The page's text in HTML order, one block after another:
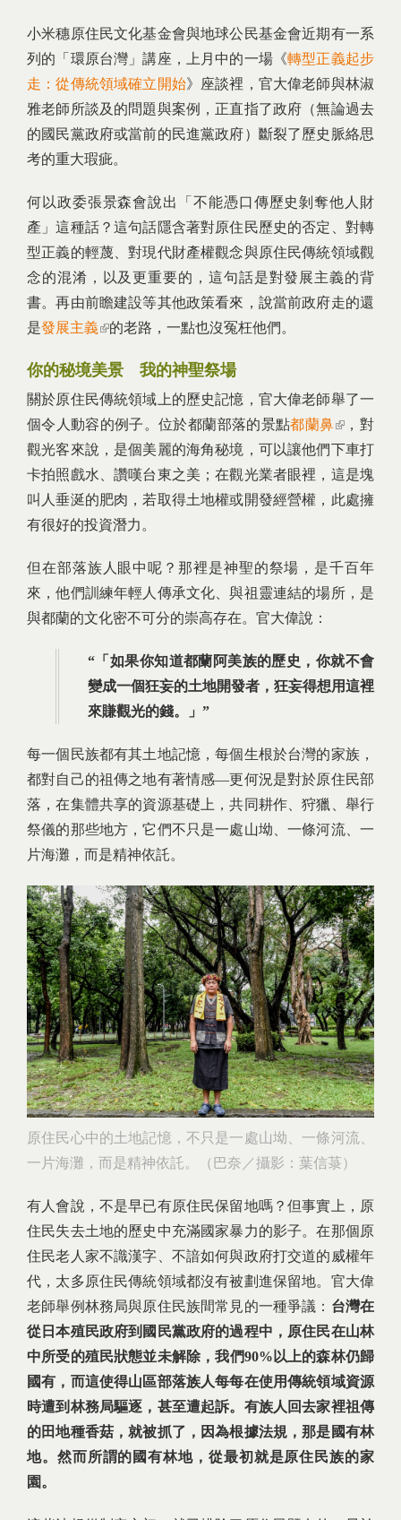
小米穗原住民文化基金會與地球公民基金會近期有一系
列的「環原台灣」講座，上月中的一場《轉型正義起步
走：從傳統領域確立開始》座談裡，官大偉老師與林淑
雅老師所談及的問題與案例，正直指了政府（無論過去
的國民黨政府或當前的民進黨政府）斷裂了歷史脈絡思
考的重大瑕疵。
何以政委張景森會說出「不能憑口傳歷史剝奪他人財
產」這種話？這句話隱含著對原住民歷史的否定、對轉
型正義的輕蔑、對現代財產權觀念與原住民傳統領域觀
念的混淆，以及更重要的，這句話是對發展主義的背
書。再由前瞻建設等其他政策看來，說當前政府走的還
是發展主義(link is external)
的老路，一點也沒冤枉他們。
你的秘境美景 我的神聖祭場
關於原住民傳統領域上的歷史記憶，官大偉老師舉了一
個令人動容的例子。位於都蘭部落的景點都蘭鼻(link is
external)
，對
觀光客來說，是個美麗的海角秘境，可以讓他們下車打
卡拍照戲水、讚嘆台東之美；在觀光業者眼裡，這是塊
叫人垂涎的肥肉，若取得土地權或開發經營權，此處擁
有很好的投資潛力。
但在部落族人眼中呢？那裡是神聖的祭場，是千百年
來，他們訓練年輕人傳承文化、與祖靈連結的場所，是
與都蘭的文化密不可分的崇高存在。官大偉說：
「如果你知道都蘭阿美族的歷史，你就不會
變成一個狂妄的土地開發者，狂妄得想用這裡
來賺觀光的錢。」
每一個民族都有其土地記憶，每個生根於台灣的家族，
都對自己的祖傳之地有著情感—更何況是對於原住民部
落，在集體共享的資源基礎上，共同耕作、狩獵、舉行
祭儀的那些地方，它們不只是一處山坳、一條河流、一
片海灘，而是精神依託。
原住民心中的土地記憶，不只是一處山坳、一條河流、
一片海灘，而是精神依託。（巴奈／攝影：葉信菉）
有人會說，不是早已有原住民保留地嗎？但事實上，原
住民失去土地的歷史中充滿國家暴力的影子。在那個原
住民老人家不識漢字、不諳如何與政府打交道的威權年
代，太多原住民傳統領域都沒有被劃進保留地。官大偉
老師舉例林務局與原住民族間常見的一種爭議： 台灣在
從日本殖民政府到國民黨政府的過程中，原住民在山林
中所受的殖民狀態並未解除，我們90% 以上的森林仍歸
國有，而這使得山區部落族人每每在使用傳統領域資源
時遭到林務局驅逐，甚至遭起訴。有族人回去家裡祖傳
的田地種香菇，就被抓了，因為根據法規，那是國有林
地。然而所謂的國有林地，從最初就是原住民族的家
園。